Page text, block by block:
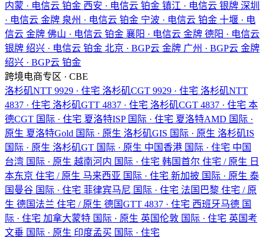
内蒙 · 电信云 铂金 西安 · 电信云 铂金 镇江 · 电信云 银牌 深圳
· 电信云 金牌 泉州 · 电信云 铂金 宁波 · 电信云 铂金 十堰 · 电
信云 金牌 佛山 · 电信云 铂金 襄阳 · 电信云 金牌 德阳 · 电信云
银牌 绍兴 · 电信云 铂金 北京 · BGP云 金牌 广州 · BGP云 金牌
绍兴 · BGP云 铂金
跨境电商专区 · CBE
洛杉矶NTT 9929 · 住宅 洛杉矶CGT 9929 · 住宅 洛杉矶NTT
4837 · 住宅 洛杉矶GTT 4837 · 住宅 洛杉矶CGT 4837 · 住宅 本
德CGT 国际 · 住宅 夏洛特ISP 国际 · 住宅 夏洛特AMD 国际 ·
原生 夏洛特Gold 国际 · 原生 洛杉矶GIS 国际 · 原生 洛杉矶IS
国际 · 原生 洛杉矶GT 国际 · 原生 中国香港 国际 · 住宅 中国
台湾 国际 · 原生 越南河内 国际 · 住宅 韩国首尔 住宅 / 原生 日
本东京 住宅 / 原生 马来西亚 国际 · 住宅 新加披 国际 · 原生 泰
国曼谷 国际 · 住宅 菲律宾马尼 国际 · 住宅 法国巴黎 住宅 / 原
生 德国法兰 住宅 / 原生 德国GTT 4837 · 住宅 西班牙马德 国
际 · 住宅 加拿大蒙特 国际 · 原生 英国伦敦 国际 · 住宅 英国考
文垂 国际 · 原生 印度孟买 国际 · 住宅